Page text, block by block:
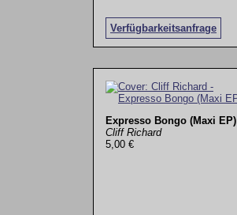
Verfügbarkeitsanfrage
Expresso Bongo (Maxi EP)
Cliff Richard
5,00 €